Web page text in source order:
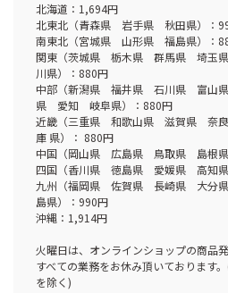
北海道：1,694円
北東北（青森県 岩手県 秋田県）：
南東北（宮城県 山形県 福島県）：
関東（茨城県 栃木県 群馬県 埼
川県）：880円
中部（新潟県 福井県 石川県 富
県 愛知 岐阜県）：880円
近畿（三重県 和歌山県 滋賀県
庫 県）： 880円
中国（岡山県 広島県 鳥取県 島根
四国（香川県 徳島県 愛媛県 高知
九州（福岡県 佐賀県 長崎県 大
島県）：990円
沖縄：1,914円
火曜日は、オンラインショップの商品
すべての業務をお休み頂いております
を除く)